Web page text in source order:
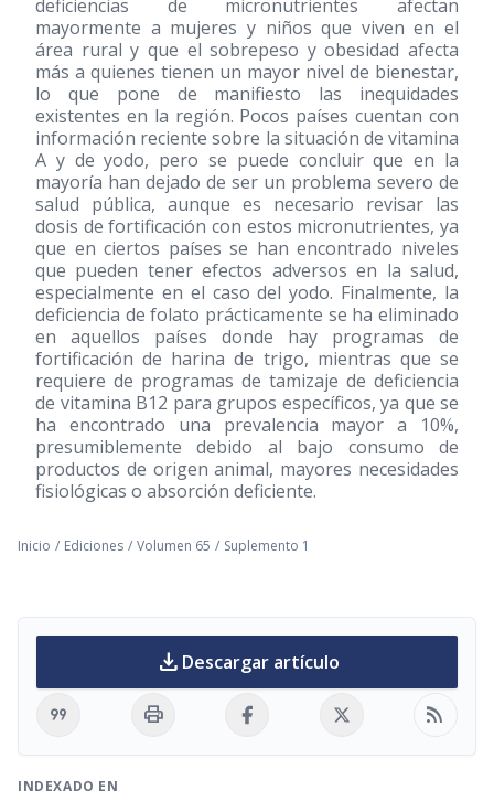
deficiencias de micronutrientes afectan
mayormente a mujeres y niños que viven en el
área rural y que el sobrepeso y obesidad afecta
más a quienes tienen un mayor nivel de bienestar,
lo que pone de manifiesto las inequidades
existentes en la región. Pocos países cuentan con
información reciente sobre la situación de vitamina
A y de yodo, pero se puede concluir que en la
mayoría han dejado de ser un problema severo de
salud pública, aunque es necesario revisar las
dosis de fortificación con estos micronutrientes, ya
que en ciertos países se han encontrado niveles
que pueden tener efectos adversos en la salud,
especialmente en el caso del yodo. Finalmente, la
deficiencia de folato prácticamente se ha eliminado
en aquellos países donde hay programas de
fortificación de harina de trigo, mientras que se
requiere de programas de tamizaje de deficiencia
de vitamina B12 para grupos específicos, ya que se
ha encontrado una prevalencia mayor a 10%,
presumiblemente debido al bajo consumo de
productos de origen animal, mayores necesidades
fisiológicas o absorción deficiente.
Inicio / Ediciones / Volumen 65 / Suplemento 1
download Descargar artículo
format_quote print rss_feed
INDEXADO EN